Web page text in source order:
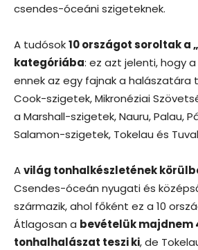
csendes-óceáni szigeteknek.
A tudósok10 országot soroltak a
kategóriába: ez azt jelenti, hogy
ennek az egy fajnak a halászatára
Cook-szigetek, Mikronéziai
a Marshall-szigetek, Nauru, Palau,
Salamon-szigetek, Tokelau és
Avilág tonhalkészletének
Csendes-óceán nyugati és
származik, ahol főként ez a 10
Átlagosan a bevételük majdnem
tonhalhalászat teszi ki, de